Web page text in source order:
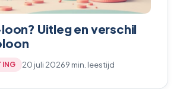
Uitleg en verschil
20 juli 20269 min. leestijd